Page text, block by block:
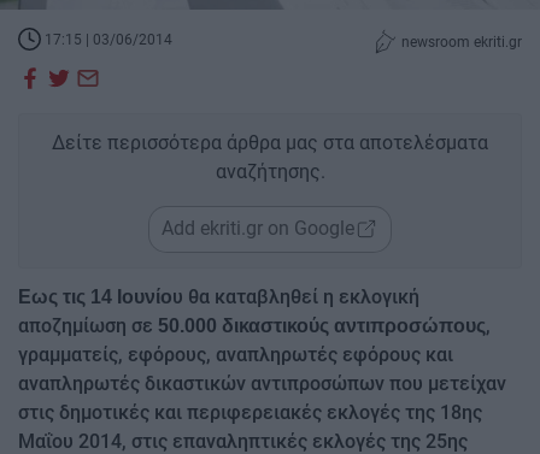
17:15 | 03/06/2014 newsroom ekriti.gr
Δείτε περισσότερα άρθρα μας στα αποτελέσματα
αναζήτησης.
Add ekriti.gr on Google
Εως τις 14 Ιουνίου θα καταβληθεί η εκλογική
αποζημίωση σε 50.000 δικαστικούς αντιπροσώπους,
γραμματείς, εφόρους, αναπληρωτές εφόρους και
αναπληρωτές δικαστικών αντιπροσώπων που μετείχαν
στις δημοτικές και περιφερειακές εκλογές της 18ης
Μαΐου 2014, στις επαναληπτικές εκλογές της 25ης